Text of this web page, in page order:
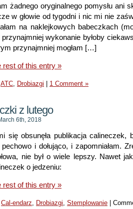
żadnego oryginalnego pomysłu ani
w głowie od tygodni i nic mi nie
na naklejkowych babeczkach
wykonanie byłoby
przynajmniej mogłam […]
rest of this entry »
ATC, Drobiazgi 1 Comment »
z lutego
6th, 2018
się obsunęła publikacja calineczek,
i dołująco, i zapomniałam.
nie był o wiele lepszy. Nawet
o jedzeniu:
rest of this entry »
Cal-endarz, Drobiazgi, Stemplowanie